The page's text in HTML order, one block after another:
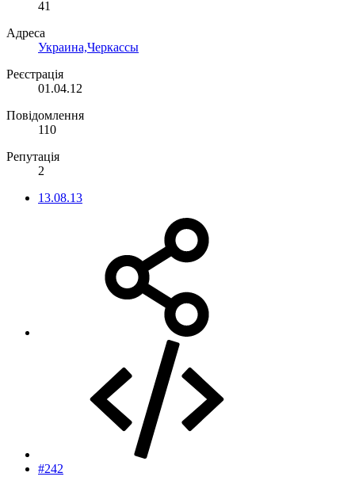
41
Адреса
Украина,Черкассы
Реєстрація
01.04.12
Повідомлення
110
Репутація
2
13.08.13
#242